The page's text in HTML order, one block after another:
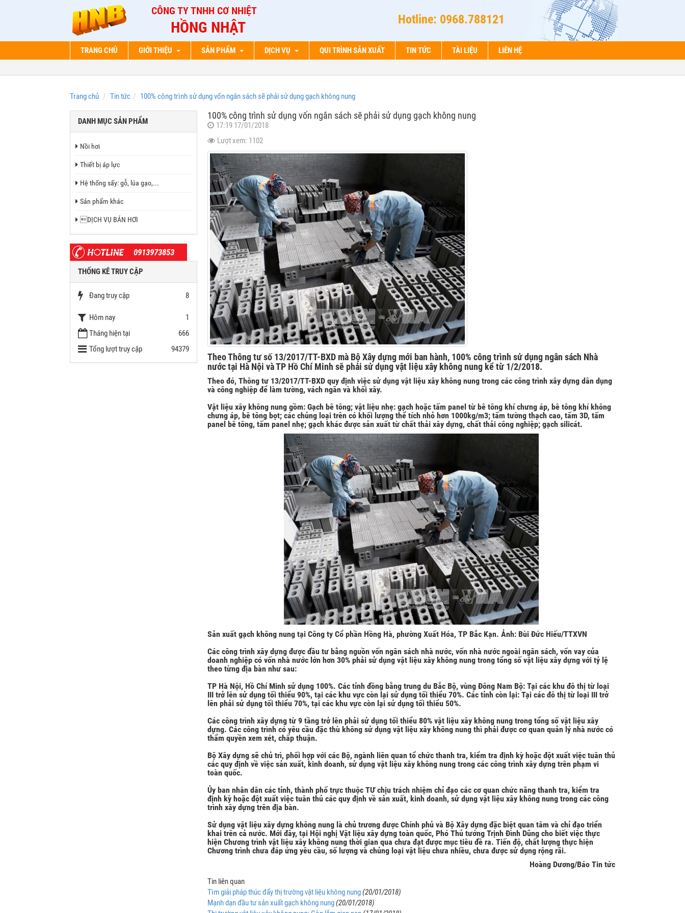
CÔNG TY TNHH CƠ NHIỆT
HỒNG NHẬT Hotline: 0968.788121
TRANG CHỦ GIỚI THIỆU SẢN PHẨM DỊCH VỤ QUI TRÌNH SẢN XUẤT TIN TỨC TÀI LIỆU LIÊN HỆ
Trang chủ Tin tức 100% công trình sử dụng vốn ngân sách sẽ phải sử dụng gạch không nung
100% công trình sử dụng vốn ngân sách sẽ phải sử dụng gạch không nung
17:19 17/01/2018
Lượt xem: 1102
Theo Thông tư số 13/2017/TT-BXD mà Bộ Xây dựng mới ban hành, 100% công trình sử dụng ngân sách Nhà
nước tại Hà Nội và TP Hồ Chí Minh sẽ phải sử dụng vật liệu xây không nung kể từ 1/2/2018.
Theo đó, Thông tư 13/2017/TT-BXD quy định việc sử dụng vật liệu xây không nung trong các công trình xây dựng dân dụng
và công nghiệp để làm tường, vách ngăn và khối xây.
Vật liệu xây không nung gồm: Gạch bê tông; vật liệu nhẹ: gạch hoặc tấm panel từ bê tông khí chưng áp, bê tông khí không
chưng áp, bê tông bọt; các chủng loại trên có khối lượng thể tích nhỏ hơn 1000kg/m3; tấm tường thạch cao, tấm 3D, tấm
panel bê tông, tấm panel nhẹ; gạch khác được sản xuất từ chất thải xây dựng, chất thải công nghiệp; gạch silicát.
Sản xuất gạch không nung tại Công ty Cổ phần Hồng Hà, phường Xuất Hóa, TP Bắc Kạn. Ảnh: Bùi Đức Hiếu/TTXVN
Các công trình xây dựng được đầu tư bằng nguồn vốn ngân sách nhà nước, vốn nhà nước ngoài ngân sách, vốn vay của
doanh nghiệp có vốn nhà nước lớn hơn 30% phải sử dụng vật liệu xây không nung trong tổng số vật liệu xây dựng với tỷ lệ
theo từng địa bàn như sau:
TP Hà Nội, Hồ Chí Minh sử dụng 100%. Các tỉnh đồng bằng trung du Bắc Bộ, vùng Đông Nam Bộ: Tại các khu đô thị từ loại
III trở lên sử dụng tối thiểu 90%, tại các khu vực còn lại sử dụng tối thiểu 70%. Các tỉnh còn lại: Tại các đô thị từ loại III trở
lên phải sử dụng tối thiểu 70%, tại các khu vực còn lại sử dụng tối thiểu 50%.
Các công trình xây dựng từ 9 tầng trở lên phải sử dụng tối thiểu 80% vật liệu xây không nung trong tổng số vật liệu xây
dựng. Các công trình có yêu cầu đặc thù không sử dụng vật liệu xây không nung thì phải được cơ quan quản lý nhà nước có
thẩm quyền xem xét, chấp thuận.
Bộ Xây dựng sẽ chủ trì, phối hợp với các Bộ, ngành liên quan tổ chức thanh tra, kiểm tra định kỳ hoặc đột xuất việc tuân thủ
các quy định về việc sản xuất, kinh doanh, sử dụng vật liệu xây không nung trong các công trình xây dựng trên phạm vi
toàn quốc.
Ủy ban nhân dân các tỉnh, thành phố trực thuộc TƯ chịu trách nhiệm chỉ đạo các cơ quan chức năng thanh tra, kiểm tra
định kỳ hoặc đột xuất việc tuân thủ các quy định về sản xuất, kinh doanh, sử dụng vật liệu xây không nung trong các công
trình xây dựng trên địa bàn.
Sử dụng vật liệu xây dựng không nung là chủ trương được Chính phủ và Bộ Xây dựng đặc biệt quan tâm và chỉ đạo triển
khai trên cả nước. Mới đây, tại Hội nghị Vật liệu xây dựng toàn quốc, Phó Thủ tướng Trịnh Đình Dũng cho biết việc thực
hiện Chương trình vật liệu xây không nung thời gian qua chưa đạt được mục tiêu đề ra. Tiến độ, chất lượng thực hiện
Chương trình chưa đáp ứng yêu cầu, số lượng và chủng loại vật liệu chưa nhiều, chưa được sử dụng rộng rãi.
Hoàng Dương/Báo Tin tức
Tin liên quan
Tìm giải pháp thúc đẩy thị trường vật liệu không nung(20/01/2018)
Mạnh dạn đầu tư sản xuất gạch không nung(20/01/2018)
DANH MỤC SẢN PHẨM
Nồi hơi
Thiết bị áp lực
Hệ thống sấy: gỗ, lúa gạo,...
Sản phẩm khác
DỊCH VỤ BÁN HƠI
0913973853
THỐNG KÊ TRUY CẬP
Đang truy cập 8
Hôm nay
1
Tháng hiện tại
666
Tổng lượt truy cập
94379